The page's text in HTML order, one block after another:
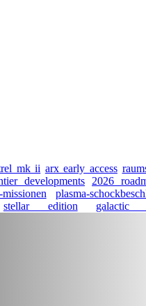
mk ii arx early access
developments 2026
plasma-
stellar edition galactic